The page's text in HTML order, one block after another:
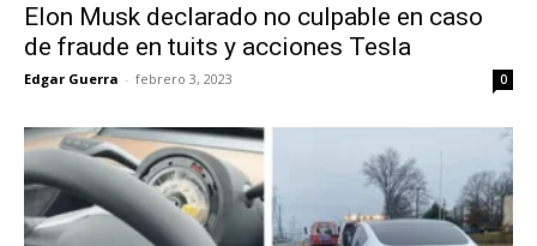
Elon Musk declarado no culpable en caso
de fraude en tuits y acciones Tesla
Edgar Guerra - febrero 3, 2023 0